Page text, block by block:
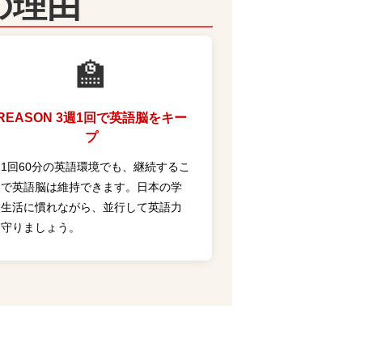
🏫
3週1回で英語脳をキー
プ
回60分の英語環境でも、継続するこ
で英語脳は維持できます。日本の学
活に慣れながら、並行して英語力
りましょう。